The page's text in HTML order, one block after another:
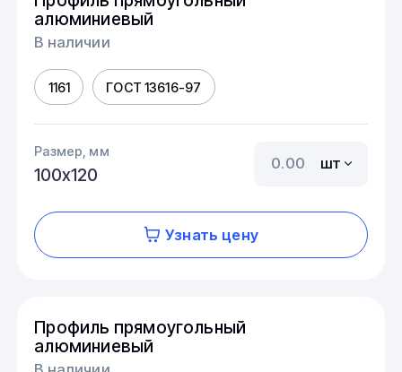
алюминиевый
В наличии
1161 ГОСТ 13616-97
Размер, мм
100х120
шт
Узнать цену
Профиль прямоугольный
алюминиевый